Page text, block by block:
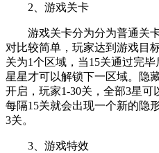
2、游戏关卡
游戏关卡分为分为普通关卡
对比较简单，玩家达到游戏目
关为1个区域，当15关通过完
星星才可以解锁下一区域。隐
开启，玩家1-30关，全部3星
每隔15关就会出现一个新的隐
3关。
3、游戏特效